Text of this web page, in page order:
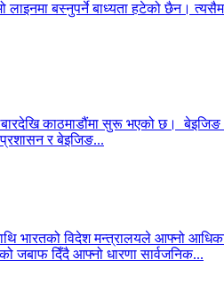
बस्नुपर्ने बाध्यता हटेको छैन।
काठमाडौंमा सुरू भएको छ। बेइजिङ
र बेइजिङ...
भारतको विदेश मन्त्रालयले आफ्नो
जबाफ दिँदै आफ्नो धारणा सार्वजनिक...